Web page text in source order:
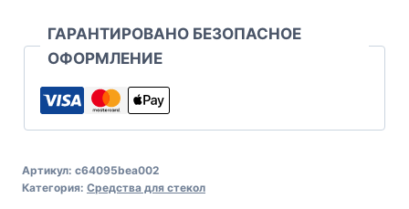
ГАРАНТИРОВАНО БЕЗОПАСНОЕ
ОФОРМЛЕНИЕ
Артикул: c64095bea002
Категория: Средства для стекол